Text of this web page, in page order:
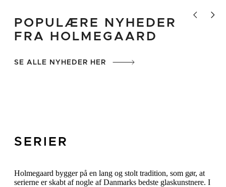
POPULÆRE NYHEDER
FRA HOLMEGAARD
SE ALLE NYHEDER HER
Vis tidligere
Vis
SERIER
Holmegaard bygger på en lang og stolt tradition, som gør, at
serierne er skabt af nogle af Danmarks bedste glaskunstnere. I